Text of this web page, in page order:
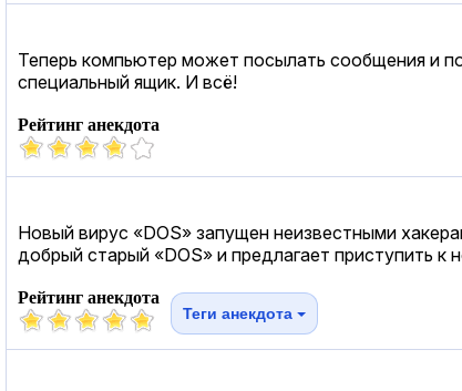
Теперь компьютер может посылать сообщения и
специальный ящик. И всё!
Рейтинг анекдота
Новый вирус «DОS» запущен неизвестными
добрый старый «DОS» и предлагает приступить к
Рейтинг анекдота
Теги анекдота